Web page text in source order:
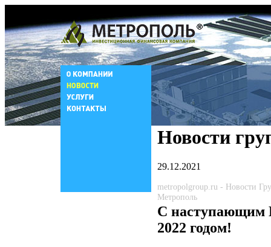
Новости
29.12.2021
metropolgroup.ru - Новости
Метрополь
С
2022 годом!